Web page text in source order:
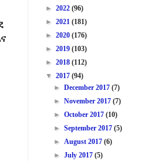
► 2022 (96)
► 2021 (181)
► 2020 (176)
► 2019 (103)
► 2018 (112)
▼ 2017 (94)
►December 2017(7)
►November 2017(7)
►October 2017(10)
►September 2017(5)
►August 2017(6)
►July 2017(5)